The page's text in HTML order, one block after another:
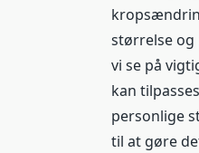
størrelse og
vi se på
kan
personlige
til at gøre